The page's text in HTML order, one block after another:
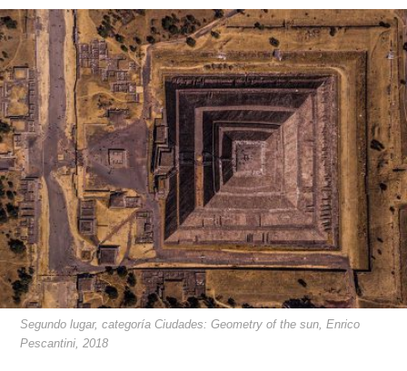
Segundo lugar, categoría Ciudades: Geometry of the sun, Enrico
Pescantini, 2018